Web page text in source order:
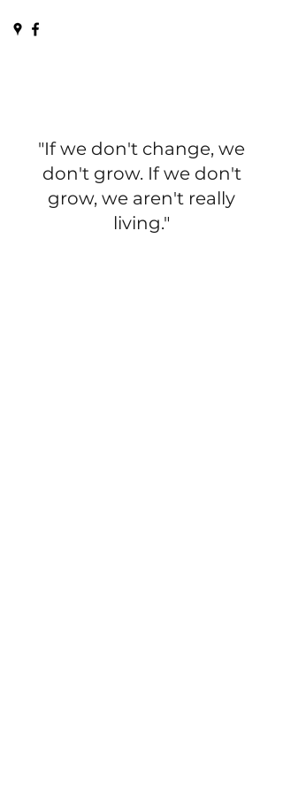
"If we don't change, we
don't grow. If we don't
grow, we aren't really
living."